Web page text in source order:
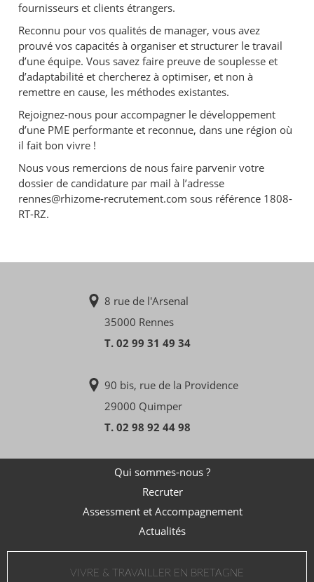
fournisseurs et clients étrangers.
Reconnu pour vos qualités de manager, vous avez
prouvé vos capacités à organiser et structurer le travail
d’une équipe. Vous savez faire preuve de souplesse et
d’adaptabilité et chercherez à optimiser, et non à
remettre en cause, les méthodes existantes.
Rejoignez-nous pour accompagner le développement
d’une PME performante et reconnue, dans une région où
il fait bon vivre !
Nous vous remercions de nous faire parvenir votre
dossier de candidature par mail à l’adresse
rennes@rhizome-recrutement.com sous référence 1808-
RT-RZ.
8 rue de l'Arsenal
35000 Rennes
T. 02 99 31 49 34
90 bis, rue de la Providence
29000 Quimper
T. 02 98 92 44 98
Qui sommes-nous ?
Recruter
Assessment et Accompagnement
Actualités
VIVRE & TRAVAILLER EN BRETAGNE